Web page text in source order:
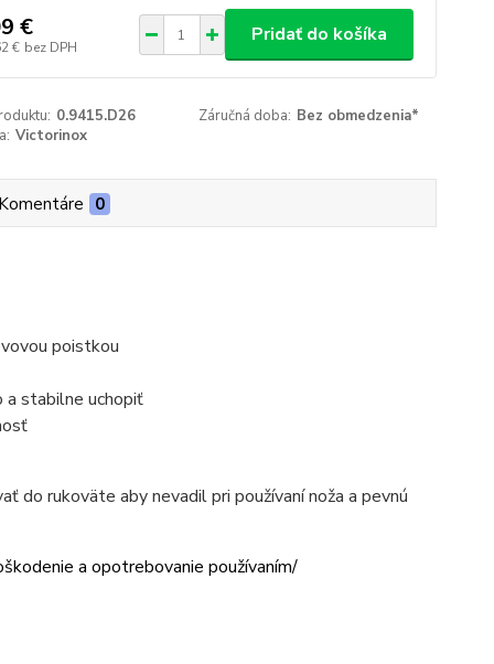
€
€ bez DPH
Pridať do košíka
0.9415.D26 Záručná doba: Bez obmedzenia*
Victorinox
0
poistkou
a stabilne uchopiť
do rukoväte aby nevadil pri používaní noža a pevnú
a opotrebovanie používaním/